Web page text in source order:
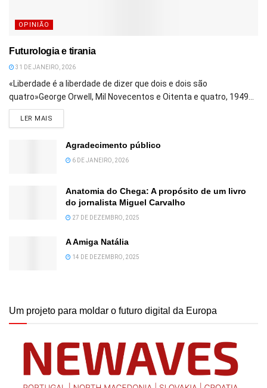
OPINIÃO
Futurologia e tirania
31 DE JANEIRO, 2026
«Liberdade é a liberdade de dizer que dois e dois são
quatro»George Orwell, Mil Novecentos e Oitenta e quatro, 1949...
LER MAIS
Agradecimento público
6 DE JANEIRO, 2026
Anatomia do Chega: A propósito de um livro
do jornalista Miguel Carvalho
27 DE DEZEMBRO, 2025
A Amiga Natália
14 DE DEZEMBRO, 2025
Um projeto para moldar o futuro digital da Europa